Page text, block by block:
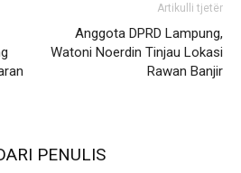
Artikulli tjetër
Anggota DPRD Lampung,
Watoni Noerdin Tinjau Lokasi
Rawan Banjir
PENULIS